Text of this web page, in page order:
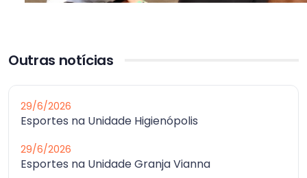
Outras notícias
29/6/2026
Esportes na Unidade Higienópolis
29/6/2026
Esportes na Unidade Granja Vianna